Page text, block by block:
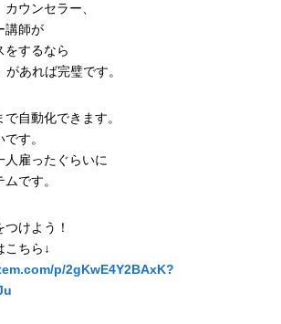
ウンセラー、
講師が
をするなら
があれば完璧です。
自動化できます。
す。
人雇ったぐらいに
です。
けよう！
こちら↓
p/2gKwE4Y2BAxK?